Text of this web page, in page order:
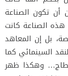
أن تكون الصناعة
هذه الصناعة كانت
بل إن المعاهد
السينمائي كما
وهكذا ظهر